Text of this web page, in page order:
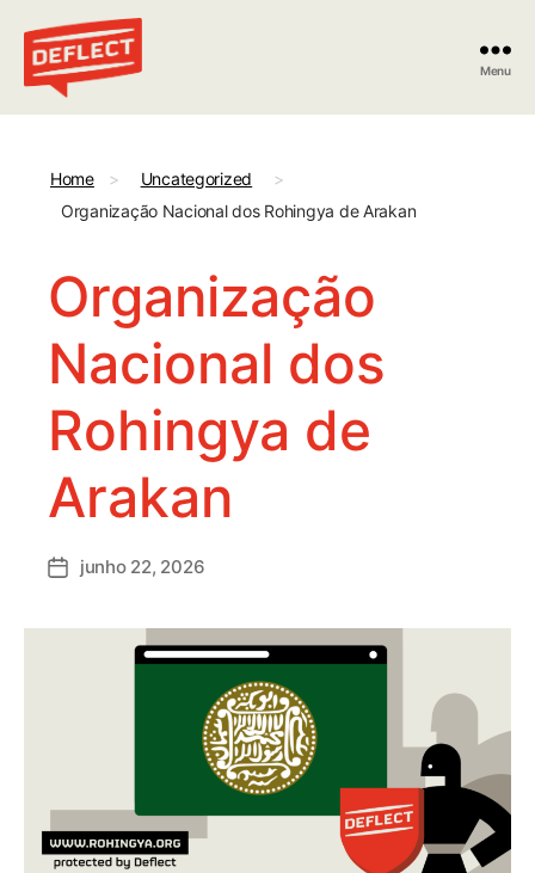
Deflect
Menu
Home > Uncategorized
>
Organização Nacional dos Rohingya de Arakan
Organização
Nacional dos
Rohingya de
Arakan
Datajunho 22, 2026